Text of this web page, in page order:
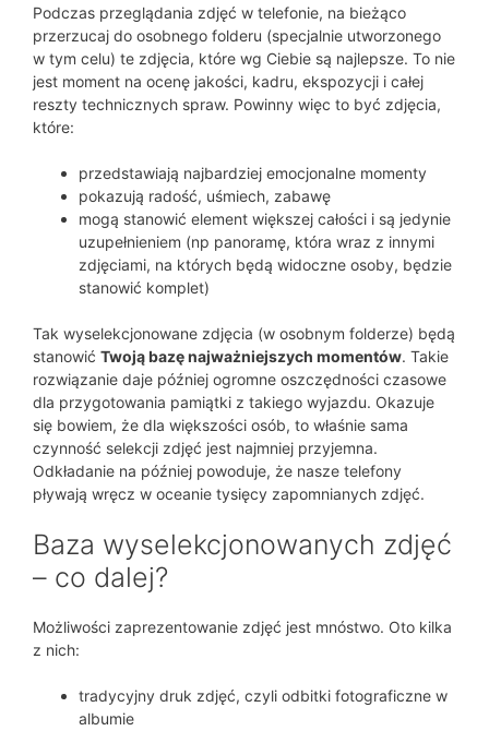
Podczas przeglądania zdjęć w telefonie, na bieżąco
przerzucaj do osobnego folderu (specjalnie utworzonego
w tym celu) te zdjęcia, które wg Ciebie są najlepsze. To nie
jest moment na ocenę jakości, kadru, ekspozycji i całej
reszty technicznych spraw. Powinny więc to być zdjęcia,
które:
przedstawiają najbardziej emocjonalne momenty
pokazują radość, uśmiech, zabawę
mogą stanowić element większej całości i są jedynie
uzupełnieniem (np panoramę, która wraz z innymi
zdjęciami, na których będą widoczne osoby, będzie
stanowić komplet)
Tak wyselekcjonowane zdjęcia (w osobnym folderze) będą
stanowić Twoją bazę najważniejszych momentów. Takie
rozwiązanie daje później ogromne oszczędności czasowe
dla przygotowania pamiątki z takiego wyjazdu. Okazuje
się bowiem, że dla większości osób, to właśnie sama
czynność selekcji zdjęć jest najmniej przyjemna.
Odkładanie na później powoduje, że nasze telefony
pływają wręcz w oceanie tysięcy zapomnianych zdjęć.
Baza wyselekcjonowanych zdjęć
– co dalej?
Możliwości zaprezentowanie zdjęć jest mnóstwo. Oto kilka
z nich:
tradycyjny druk zdjęć, czyli odbitki fotograficzne w
albumie